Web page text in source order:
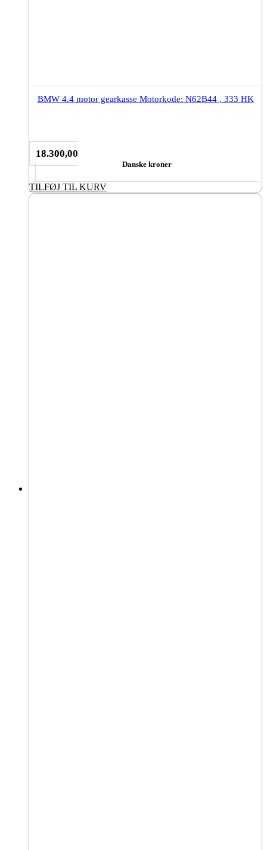
BMW 4.4 motor gearkasse Motorkode: N62B44 , 333 HK
18.300,00
Danske kroner
TILFØJ TIL KURV